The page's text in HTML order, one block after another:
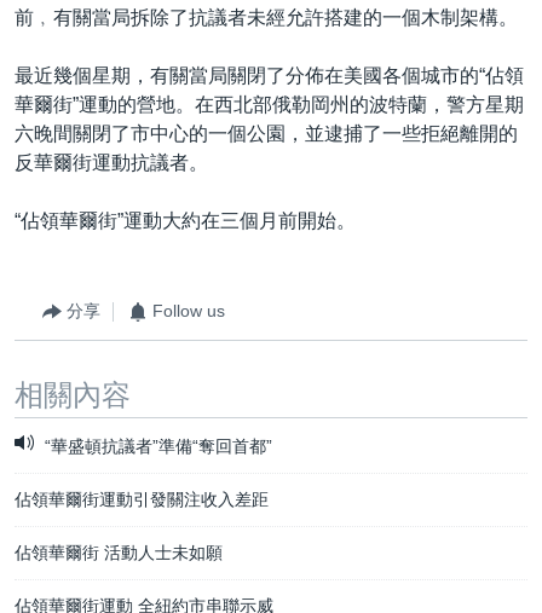
廣播節目表
前﹐有關當局拆除了抗議者未經允許搭建的一個木制架構。
最近幾個星期，有關當局關閉了分佈在美國各個城市的“佔領
華爾街”運動的營地。在西北部俄勒岡州的波特蘭，警方星期
六晚間關閉了市中心的一個公園，並逮捕了一些拒絕離開的
反華爾街運動抗議者。
“佔領華爾街”運動大約在三個月前開始。
分享 Follow us
相關內容
“華盛頓抗議者”準備“奪回首都”
佔領華爾街運動引發關注收入差距
佔領華爾街 活動人士未如願
佔領華爾街運動 全紐約市串聯示威